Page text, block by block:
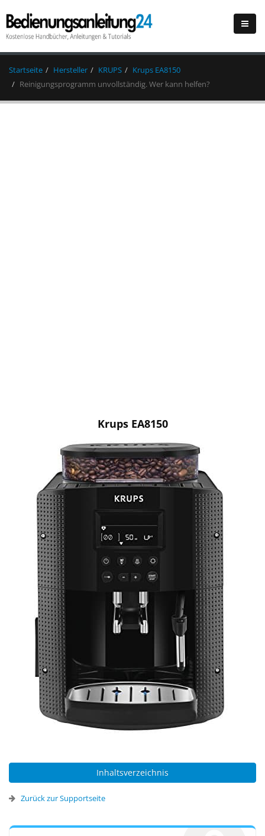
Startseite Hersteller KRUPS
Krups EA8150
Reinigungsprogramm unvollständig. Wer kann helfen?
Krups EA8150
Inhaltsverzeichnis
Zurück zur Supportseite